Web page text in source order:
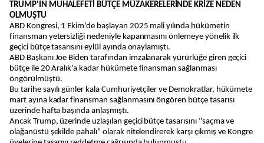
TRUMP'IN MUHALEFETİ BÜTÇE MÜZAKERELERİNDE KRİZE NEDEN
OLMUŞTU
ABD Kongresi, 1 Ekim'de başlayan 2025 mali yılında hükümetin
finansman yetersizliği nedeniyle kapanmasını önlemeye yönelik ilk
geçici bütçe tasarısını eylül ayında onaylamıştı.
ABD Başkanı Joe Biden tarafından imzalanarak yürürlüğe giren geçici
bütçe ile 20 Aralık'a kadar hükümete finansman sağlanması
öngörülmüştü.
Bu tarihe sayılı günler kala Cumhuriyetçiler ve Demokratlar, hükümete
mart ayına kadar finansman sağlanmasını öngören bütçe tasarısı
üzerinde hafta başında anlaşmıştı.
Ancak Trump, üzerinde uzlaşılan geçici bütçe tasarısını "saçma ve
olağanüstü şekilde pahalı" olarak nitelendirerek karşı çıkmış ve Kongre